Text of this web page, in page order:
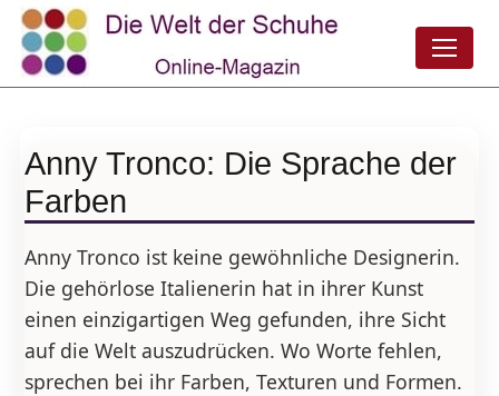
Anny Tronco: Die Sprache der
Farben
Anny Tronco ist keine gewöhnliche Designerin.
Die gehörlose Italienerin hat in ihrer Kunst
einen einzigartigen Weg gefunden, ihre Sicht
auf die Welt auszudrücken. Wo Worte fehlen,
sprechen bei ihr Farben, Texturen und Formen.